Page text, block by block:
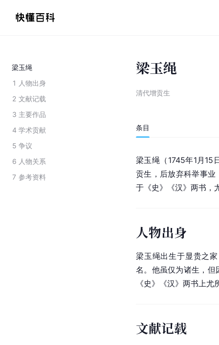
梁玉绳
1 人物出身
2 文献记载
3 主要作品
4 学术贡献
5 争议
6 人物关系
7 参考资料
梁玉绳
清代增贡生
条目
梁玉绳（1745年1月
贡生，后放弃科举事业
于《史》《汉》两书，
人物出身
梁玉绳出生于显贵之
名。他虽仅为诸生，但
《史》《汉》两书上尤
文献记载